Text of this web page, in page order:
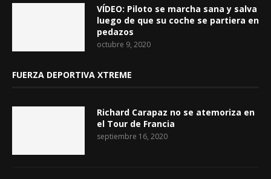
VÍDEO: Piloto se marcha sana y salva
luego de que su coche se partiera en
pedazos
octubre 9, 2020
FUERZA DEPORTIVA XTREME
Richard Carapaz no se atemoriza en
el Tour de Francia
septiembre 16, 2020